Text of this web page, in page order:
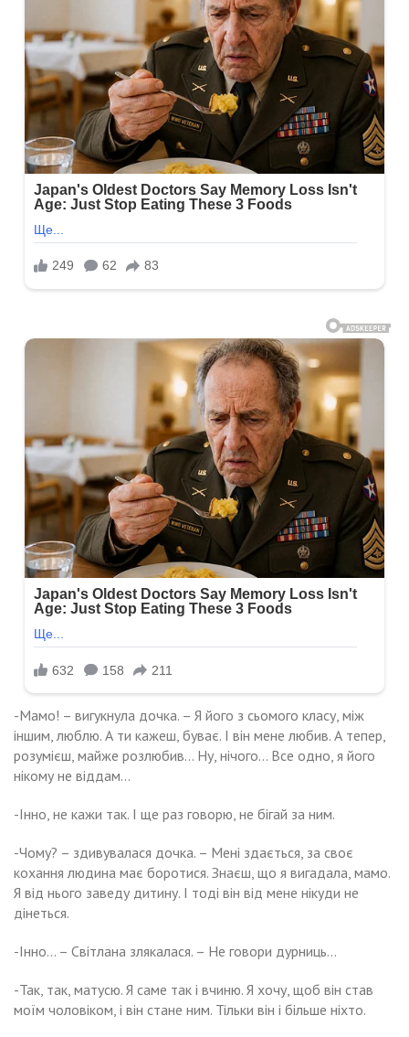
-Мамо! – вигукнула дочка. – Я його з сьомого класу, між
іншим, люблю. А ти кажеш, буває. І він мене любив. А тепер,
розумієш, майже розлюбив… Ну, нічого… Все одно, я його
нікому не віддам…
-Інно, не кажи так. І ще раз говорю, не бігай за ним.
-Чому? – здивувалася дочка. – Мені здається, за своє
кохання людина має боротися. Знаєш, що я вигадала, мамо.
Я від нього заведу дитину. І тоді він від мене нікуди не
дінеться.
-Інно… – Світлана злякалася. – Не говори дурниць…
-Так, так, матусю. Я саме так і вчиню. Я хочу, щоб він став
моїм чоловіком, і він стане ним. Тільки він і більше ніхто.